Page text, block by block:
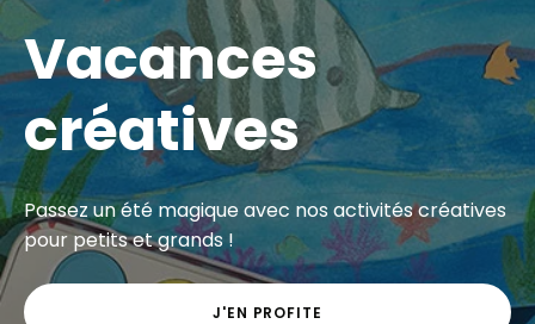
Vacances
créatives
Passez un été magique avec nos activités créatives
pour petits et grands !
J'EN PROFITE